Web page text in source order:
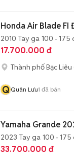
Honda Air Blade
2010 Tay ga 100 - 175
17.700.000 đ
Thành phố Bạc Liêu
QQuân Lưu1 đã bán
Yamaha Grande
2023 Tay ga 100 - 175
33.700.000 đ